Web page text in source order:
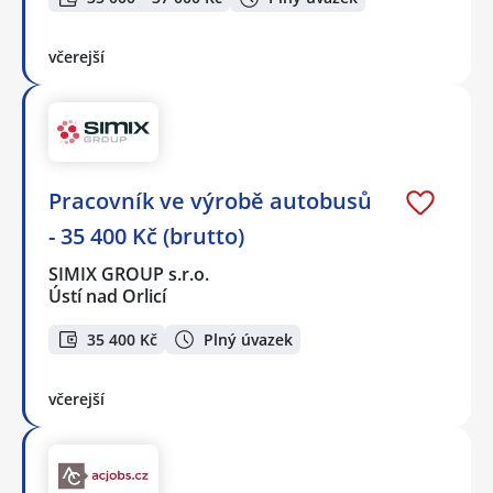
včerejší
Pracovník ve výrobě autobusů
- 35 400 Kč (brutto)
SIMIX GROUP s.r.o.
Ústí nad Orlicí
35 400 Kč Plný úvazek
včerejší